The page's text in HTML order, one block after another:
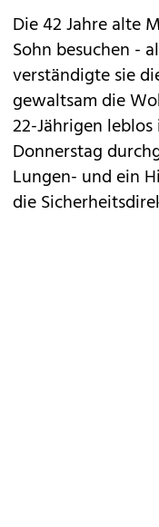
Die 42 Jahre alte
Sohn besuchen -
verständigte sie
gewaltsam die
22-Jährigen
Donnerstag
Lungen- und ein
die